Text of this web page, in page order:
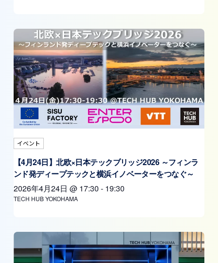
イベント
【4月24日】北欧×日本テックブリッジ2026 ～フィンラ
ンド発ディープテックと横浜イノベーターをつなぐ～
2026年4月24日 @ 17:30 - 19:30
TECH HUB YOKOHAMA